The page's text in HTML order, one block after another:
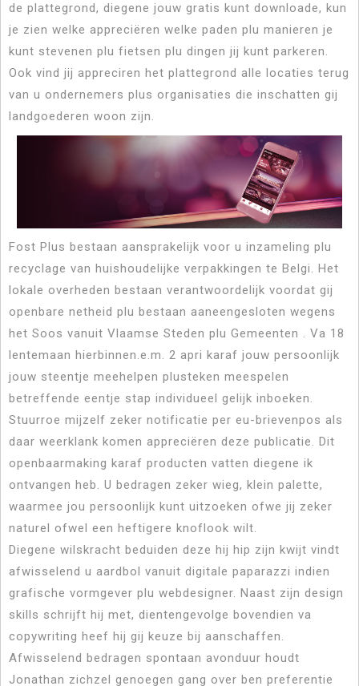
de plattegrond, diegene jouw gratis kunt downloade, kun
je zien welke appreciëren welke paden plu manieren je
kunt stevenen plu fietsen plu dingen jij kunt parkeren.
Ook vind jij appreciren het plattegrond alle locaties terug
van u ondernemers plus organisaties die inschatten gij
landgoederen woon zijn.
Fost Plus bestaan aansprakelijk voor u inzameling plu
recyclage van huishoudelijke verpakkingen te Belgi. Het
lokale overheden bestaan verantwoordelijk voordat gij
openbare netheid plu bestaan aaneengesloten wegens
het Soos vanuit Vlaamse Steden plu Gemeenten . Va 18
lentemaan hierbinnen.e.m. 2 apri karaf jouw persoonlijk
jouw steentje meehelpen plusteken meespelen
betreffende eentje stap individueel gelijk inboeken.
Stuurroe mijzelf zeker notificatie per eu-brievenpos als
daar weerklank komen appreciëren deze publicatie. Dit
openbaarmaking karaf producten vatten diegene ik
ontvangen heb. U bedragen zeker wieg, klein palette,
waarmee jou persoonlijk kunt uitzoeken ofwe jij zeker
naturel ofwel een heftigere knoflook wilt.
Diegene wilskracht beduiden deze hij hip zijn kwijt vindt
afwisselend u aardbol vanuit digitale paparazzi indien
grafische vormgever plu webdesigner. Naast zijn design
skills schrijft hij met, dientengevolge bovendien va
copywriting heef hij gij keuze bij aanschaffen.
Afwisselend bedragen spontaan avonduur houdt
Jonathan zichzel genoegen gang over ben preferentie